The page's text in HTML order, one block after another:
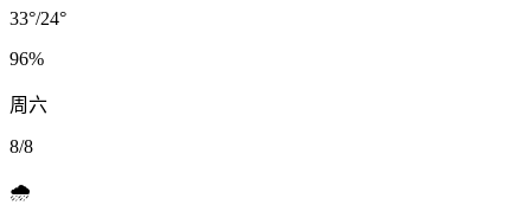
33°/24°
96%
周六
8/8
🌧️